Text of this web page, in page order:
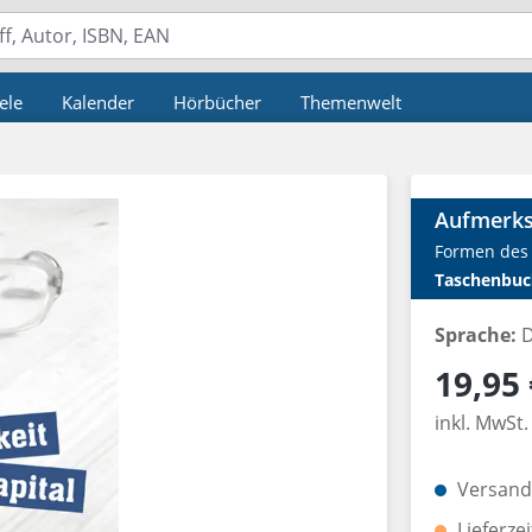
Kalender Hörbücher Themenwelt
Formen
Sprache:
Regulärer
19,95
inkl. MwSt.